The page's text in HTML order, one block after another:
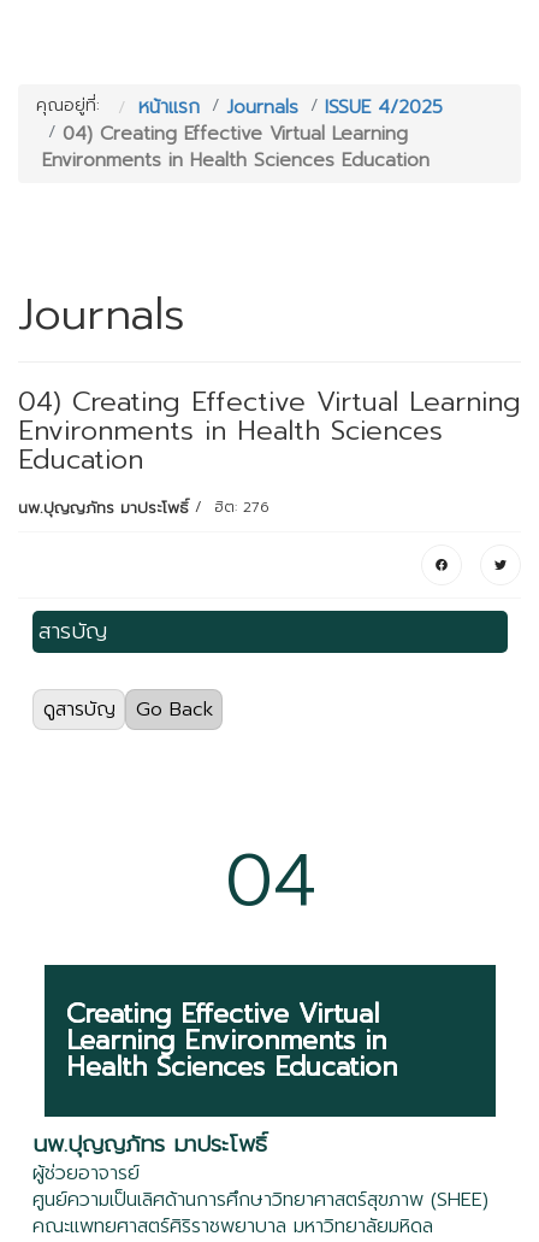
คุณอยู่ที่: หน้าแรก Journals
ISSUE 4/2025
04) Creating Effective Virtual Learning
Environments in Health Sciences Education
Journals
04) Creating Effective Virtual Learning
Environments in Health Sciences
Education
นพ.ปุญญภัทร มาประโพธิ์ ฮิต: 276
สารบัญ
ดูสารบัญ
Go Back
02) Learning Environment and Student
(277 views)
04) Creating Effective Virtual Learning
Environments in Health Sciences Education
05) Adaptation to Changed Learning
Environment
06) How Effective Is Your Educational
04
Creating Effective Virtual
Learning Environments in
Health Sciences Education
นพ.ปุญญภัทร มาประโพธิ์
ผู้ช่วยอาจารย์
ศูนย์ความเป็นเลิศด้านการศึกษาวิทยาศาสตร์สุขภาพ (SHEE)
คณะแพทยศาสตร์ศิริราชพยาบาล มหาวิทยาลัยมหิดล